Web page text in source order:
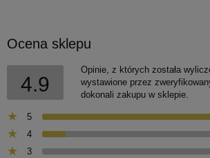
Ocena sklepu
4.9
Opinie, z których została
wystawione przez
dokonali zakupu w sklepie.
5
4
3